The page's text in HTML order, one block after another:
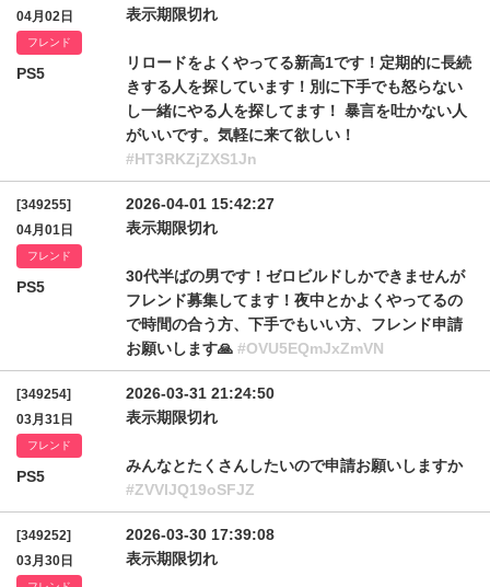
04月02日
フレンド
PS5
表示期限切れ
リロードをよくやってる新高1です！定期的に長続
きする人を探しています！別に下手でも怒らない
し一緒にやる人を探してます！ 暴言を吐かない人
がいいです。気軽に来て欲しい！
#HT3RKZjZXS1Jn
[349255]
04月01日
フレンド
PS5
2026-04-01 15:42:27
表示期限切れ
30代半ばの男です！ゼロビルドしかできませんが
フレンド募集してます！夜中とかよくやってるの
で時間の合う方、下手でもいい方、フレンド申請
お願いします🙏 #OVU5EQmJxZmVN
[349254]
03月31日
フレンド
PS5
2026-03-31 21:24:50
表示期限切れ
みんなとたくさんしたいので申請お願いしますか
#ZVVlJQ19oSFJZ
[349252]
03月30日
2026-03-30 17:39:08
表示期限切れ